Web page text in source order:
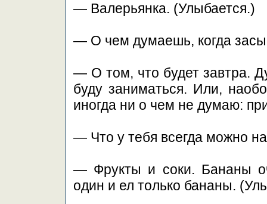
— Валерьянка. (Улыбается.)
— О чем думаешь, когда
— О том, что будет завтра.
буду заниматься. Или,
иногда ни о чем не думаю:
— Что у тебя всегда можно
— Фрукты и соки. Бананы
один и ел только бананы.